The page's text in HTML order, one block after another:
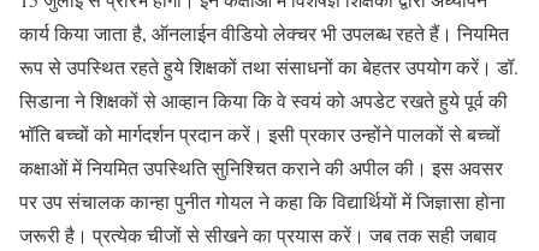
कार्य किया जाता है, ऑनलाईन वीडियो लेक्चर भी उपलब्ध रहते हैं। नियमित
रूप से उपस्थित रहते हुये शिक्षकों तथा संसाधनों का बेहतर उपयोग करें। डॉ.
सिडाना ने शिक्षकों से आव्हान किया कि वे स्वयं को अपडेट रखते हुये पूर्व की
भॉति बच्चों को मार्गदर्शन प्रदान करें। इसी प्रकार उन्होंने पालकों से बच्चों
कक्षाओं में नियमित उपस्थिति सुनिश्चित कराने की अपील की। इस अवसर
पर उप संचालक कान्हा पुनीत गोयल ने कहा कि विद्यार्थियों में जिज्ञासा होना
जरूरी है। प्रत्येक चीजों से सीखने का प्रयास करें। जब तक सही जबाव